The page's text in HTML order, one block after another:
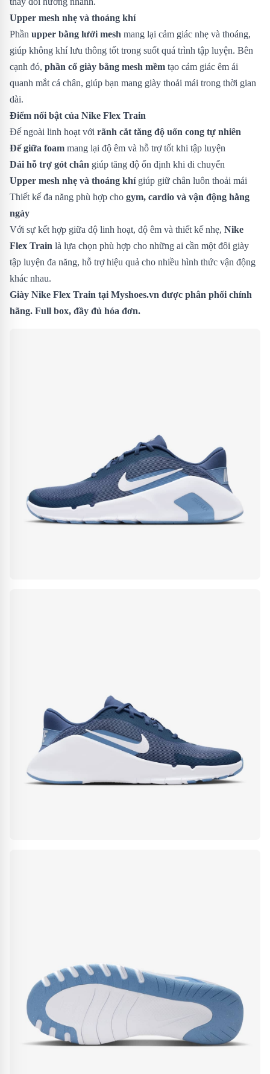
Upper mesh nhẹ và thoáng khí
Phần upper bằng lưới mesh mang lại cảm giác nhẹ và thoáng,
giúp không khí lưu thông tốt trong suốt quá trình tập luyện. Bên
cạnh đó, phần cổ giày bằng mesh mềm tạo cảm giác êm ái
quanh mắt cá chân, giúp bạn mang giày thoải mái trong thời gian
dài.
Điểm nổi bật của Nike Flex Train
Đế ngoài linh hoạt với rãnh cắt tăng độ uốn cong tự nhiên
Đế giữa foam mang lại độ êm và hỗ trợ tốt khi tập luyện
Dải hỗ trợ gót chân giúp tăng độ ổn định khi di chuyển
Upper mesh nhẹ và thoáng khígiúp giữ chân luôn thoải mái
Thiết kế đa năng phù hợp cho gym, cardio và vận động hằng
ngày
Với sự kết hợp giữa độ linh hoạt, độ êm và thiết kế nhẹ, Nike
Flex Train là lựa chọn phù hợp cho những ai cần một đôi giày
tập luyện đa năng, hỗ trợ hiệu quả cho nhiều hình thức vận động
khác nhau.
Giày Nike Flex Train tại Myshoes.vn được phân phối chính
hãng. Full box, đầy đủ hóa đơn.